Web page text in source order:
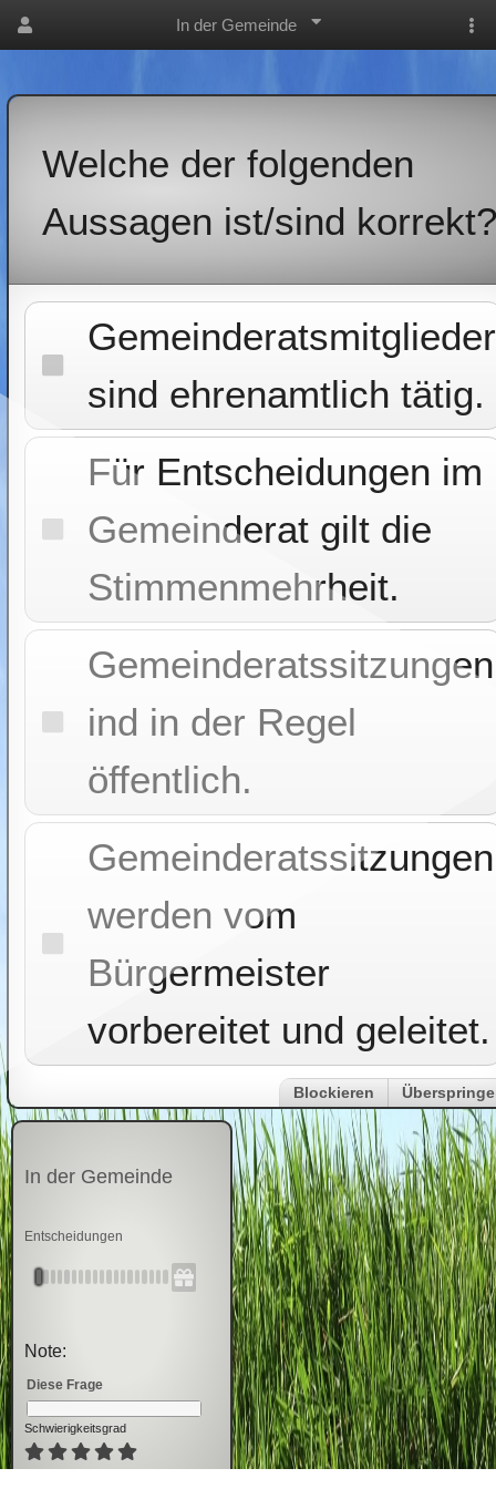
In der Gemeinde
Welche der folgenden
Aussagen ist/sind korrekt?
Gemeinderatsmitglieder
sind ehrenamtlich tätig.
Für Entscheidungen im
Gemeinderat gilt die
Stimmenmehrheit.
Gemeinderatssitzungen
ind in der Regel
öffentlich.
Gemeinderatssitzungen
werden vom
Bürgermeister
vorbereitet und geleitet.
Blockieren
In der Gemeinde
Entscheidungen
Note:
Diese Frage
Schwierigkeitsgrad
5Bewertungen